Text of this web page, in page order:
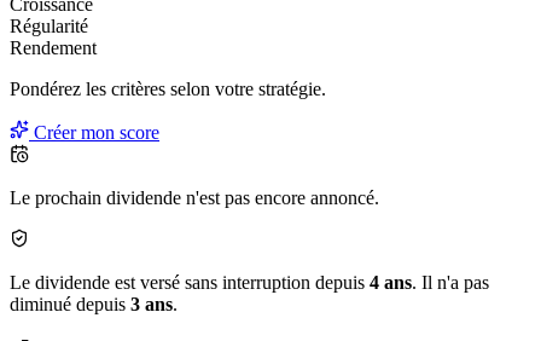
Croissance
Régularité
Rendement
Pondérez les critères selon votre stratégie.
Créer mon score
Le prochain dividende n'est pas encore annoncé.
Le dividende est versé sans interruption depuis 4 ans. Il n'a pas
diminué depuis 3 ans.